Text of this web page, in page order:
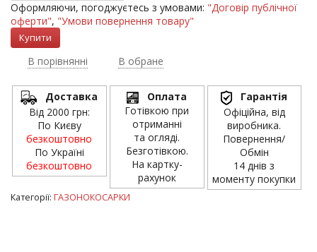
Оформляючи, погоджуєтесь з умовами: "Договір публічної
оферти", "Умови повернення товару"
В порівнянні В обране
Доставка
Від 2000 грн:
По Києву
безкоштовно
По Україні
безкоштовно
Оплата
Готівкою при
отриманні
та огляді.
Безготівкою.
На картку-
рахунок
Гарантія
Офіційна, від
виробника.
Повернення/
Обмін
14 днів з
моменту покупки
Категорії: ГАЗОНОКОСАРКИ